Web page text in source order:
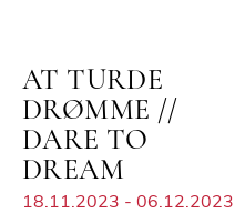
AT TURDE
DRØMME //
DARE TO
DREAM
18.11.2023 - 06.12.2023